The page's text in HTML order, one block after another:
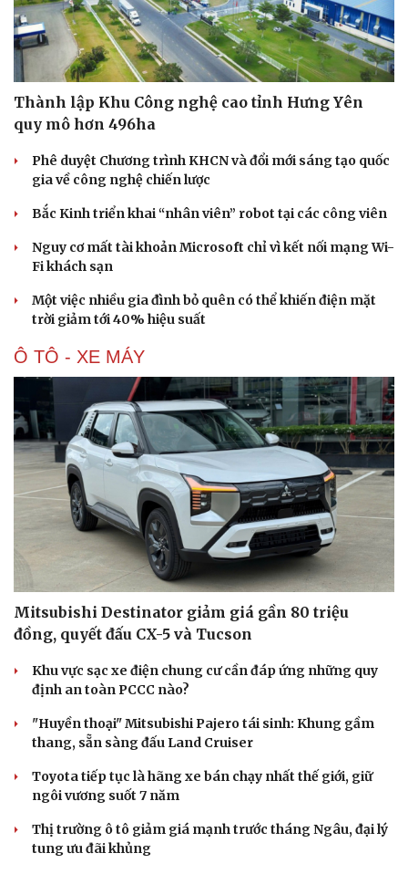
Thành lập Khu Công nghệ cao tỉnh Hưng Yên
quy mô hơn 496ha
Phê duyệt Chương trình KHCN và đổi mới sáng tạo quốc
gia về công nghệ chiến lược
Bắc Kinh triển khai “nhân viên” robot tại các công viên
Nguy cơ mất tài khoản Microsoft chỉ vì kết nối mạng Wi-
Fi khách sạn
Một việc nhiều gia đình bỏ quên có thể khiến điện mặt
trời giảm tới 40% hiệu suất
Ô TÔ - XE MÁY
Mitsubishi Destinator giảm giá gần 80 triệu
đồng, quyết đấu CX-5 và Tucson
Khu vực sạc xe điện chung cư cần đáp ứng những quy
định an toàn PCCC nào?
"Huyền thoại" Mitsubishi Pajero tái sinh: Khung gầm
thang, sẵn sàng đấu Land Cruiser
Toyota tiếp tục là hãng xe bán chạy nhất thế giới, giữ
ngôi vương suốt 7 năm
Thị trường ô tô giảm giá mạnh trước tháng Ngâu, đại lý
tung ưu đãi khủng